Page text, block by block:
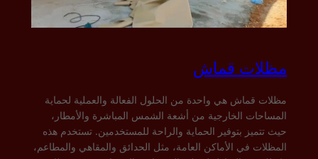
مظلات قماش
مظلات قماش هي واحدة من الحلول الفعالة والعملية لحماية
المساحات الخارجية من أشعة الشمس المباشرة والأمطار،
حيث تتميز بتوفير الحماية والراحة للمستخدمين. تستخدم هذه
المظلات في الأماكن العامة، مثل الحدائق والمقاهي والمطاعم،